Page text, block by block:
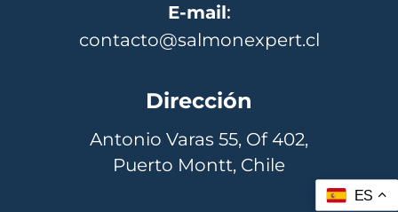
E-mail:
contacto@salmonexpert.cl
Dirección
Antonio Varas 55, Of 402,
Puerto Montt, Chile
ES